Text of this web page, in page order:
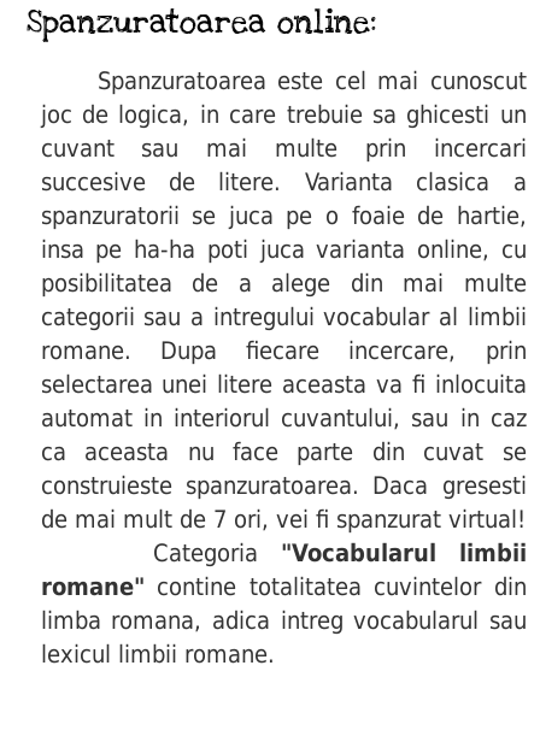
Spanzuratoarea online:
Spanzuratoarea este cel mai cunoscut
joc de logica, in care trebuie sa ghicesti un
cuvant sau mai multe prin incercari
succesive de litere. Varianta clasica a
spanzuratorii se juca pe o foaie de hartie,
insa pe ha-ha poti juca varianta online, cu
posibilitatea de a alege din mai multe
categorii sau a intregului vocabular al limbii
romane. Dupa fiecare incercare, prin
selectarea unei litere aceasta va fi inlocuita
automat in interiorul cuvantului, sau in caz
ca aceasta nu face parte din cuvat se
construieste spanzuratoarea. Daca gresesti
de mai mult de 7 ori, vei fi spanzurat virtual!
Categoria "Vocabularul limbii
romane" contine totalitatea cuvintelor din
limba romana, adica intreg vocabularul sau
lexicul limbii romane.